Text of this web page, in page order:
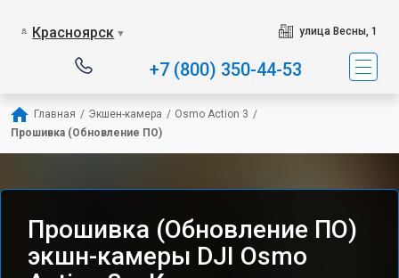
Красноярск ▼ улица Весны, 1
+7 (800) 350-44-53
Главная / Экшен-камера / Osmo Action 3 /
Прошивка (Обновление ПО)
Прошивка (Обновление ПО)
экшн-камеры DJI Osmo